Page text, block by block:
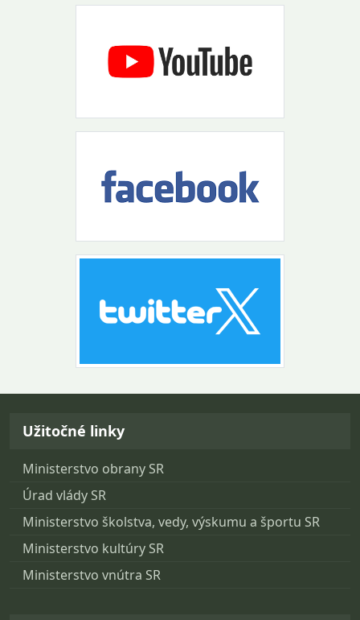
Návrat na začiatok stránky
Užitočné linky
Ministerstvo obrany SR
Úrad vlády SR
Ministerstvo školstva, vedy, výskumu a športu SR
Ministerstvo kultúry SR
Ministerstvo vnútra SR